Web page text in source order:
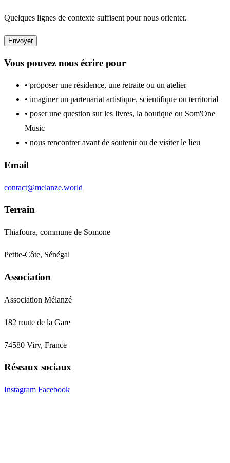
Quelques lignes de contexte suffisent pour nous orienter.
Envoyer
Vous pouvez nous écrire pour
• proposer une résidence, une retraite ou un atelier
• imaginer un partenariat artistique, scientifique ou territorial
• poser une question sur les livres, la boutique ou Som'One
Music
• nous rencontrer avant de soutenir ou de visiter le lieu
Email
contact@melanze.world
Terrain
Thiafoura, commune de Somone
Petite-Côte, Sénégal
Association
Association Mélanzé
182 route de la Gare
74580 Viry, France
Réseaux sociaux
Instagram Facebook